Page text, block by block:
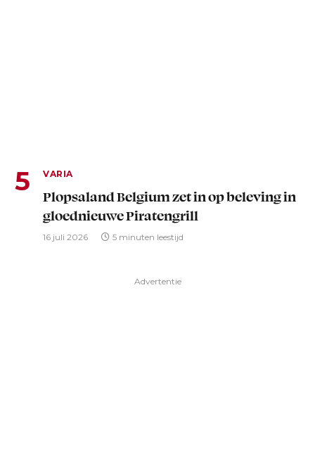
VARIA
Plopsaland Belgium zet in op beleving in
gloednieuwe Piratengrill
16 juli 2026 5 minuten leestijd
Advertentie